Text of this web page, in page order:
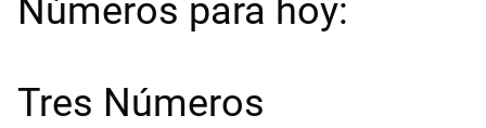
Números para hoy:
Tres Números